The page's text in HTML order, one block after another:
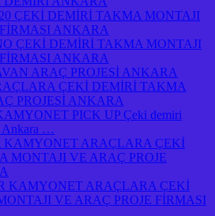
ÇEKİ DEMİRİ TAKMA MONTAJI
ANKARA
ÇEKİ DEMİRİ TAKMA MONTAJI
ANKARA
ARAÇ PROJESİ ANKARA
ÇEKİ DEMİRİ TAKMA
PROJESİ ANKARA
PICK UP Çeki demiri
Ankara …
KAMYONET ARAÇLARA ÇEKİ
MONTAJI VE ARAÇ PROJE
KAMYONET ARAÇLARA ÇEKİ
VE ARAÇ PROJE FİRMASI